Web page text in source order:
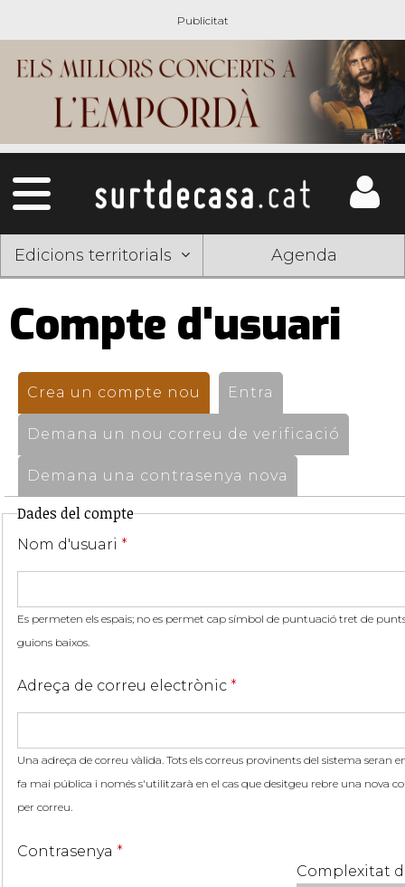
Edicions territorials Agenda
Compte d'usuari
Pestanyes
primàries
Crea un compte nou (pestanya activa)
Entra
Demana un nou correu de verificació
Demana una contrasenya nova
Dades del compte
Nom d'usuari *
Es permeten els espais; no es permet cap símbol de puntuació tret de
guions baixos.
Adreça de correu electrònic *
Una adreça de correu vàlida. Tots els correus provinents del sistema seran
fa mai pública i només s'utilitzarà en el cas que desitgeu rebre una nova
per correu.
Complexitat
Contrasenya *